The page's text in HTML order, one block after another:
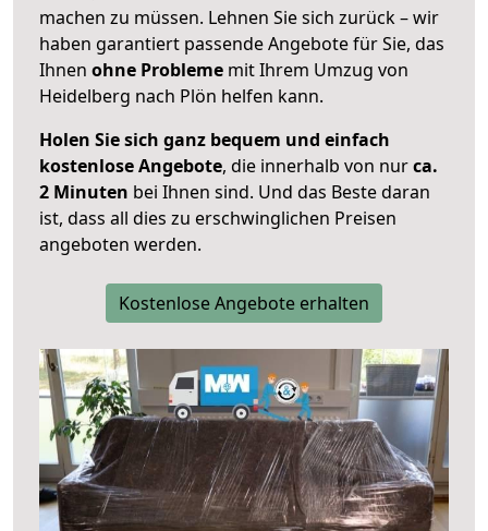
machen zu müssen. Lehnen Sie sich zurück – wir
haben garantiert passende Angebote für Sie, das
Ihnen ohne Probleme mit Ihrem Umzug von
Heidelberg nach Plön helfen kann.
Holen Sie sich ganz bequem und einfach
kostenlose Angebote, die innerhalb von nurca.
2 Minuten bei Ihnen sind. Und das Beste daran
ist, dass all dies zu erschwinglichen Preisen
angeboten werden.
Kostenlose Angebote erhalten